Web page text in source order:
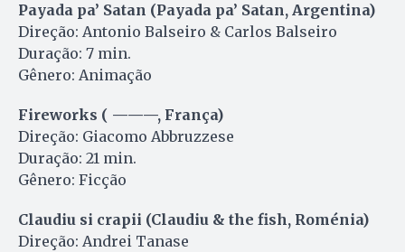
Payada pa’ Satan (Payada pa’ Satan, Argentina)
Direção: Antonio Balseiro & Carlos Balseiro
Duração: 7 min.
Gênero: Animação
Fireworks ( ———, França)
Direção: Giacomo Abbruzzese
Duração: 21 min.
Gênero: Ficção
Claudiu si crapii (Claudiu & the fish, Roménia)
Direção: Andrei Tanase